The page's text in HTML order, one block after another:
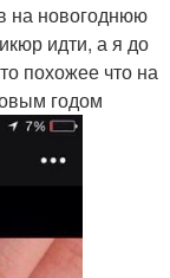
на новогоднюю
идти, а я до
похожее что на
годом